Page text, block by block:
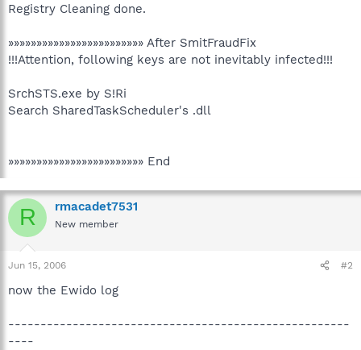
Registry Cleaning done.
»»»»»»»»»»»»»»»»»»»»»»»» After SmitFraudFix
!!!Attention, following keys are not inevitably infected!!!
SrchSTS.exe by S!Ri
Search SharedTaskScheduler's .dll
»»»»»»»»»»»»»»»»»»»»»»»» End
R rmacadet7531
New member
Jun 15, 2006 #2
now the Ewido log
-----------------------------------------------------
----